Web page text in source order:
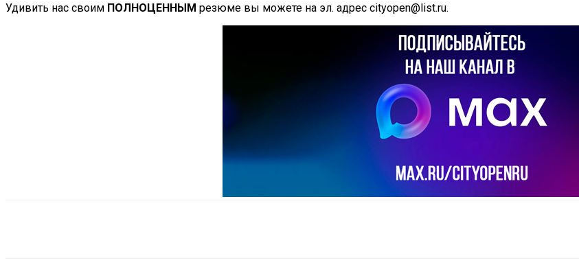
Удивить нас своим ПОЛНОЦЕННЫМ резюме вы можете на эл. адрес cityopen@list.ru.